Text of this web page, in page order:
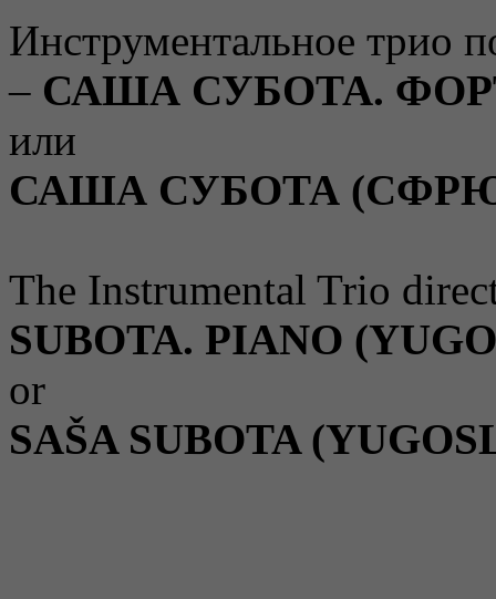
Инструментальное трио
– САША СУБОТА.
или
САША СУБОТА
The Instrumental Trio
SUBOTA. PIANO
or
SAŠA SUBOTA